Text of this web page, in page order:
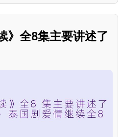
》全8集主要讲述了